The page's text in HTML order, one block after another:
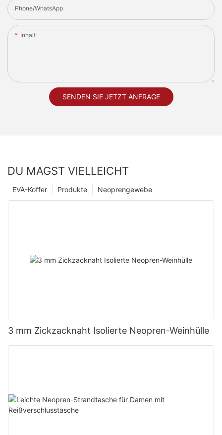
Phone/whatsApp
Inhalt
SENDEN SIE JETZT ANFRAGE
DU MAGST VIELLEICHT
Neoprengewebe
Produkte
EVA-Koffer
3 mm Zickzacknaht Isolierte Neopren-Weinhülle